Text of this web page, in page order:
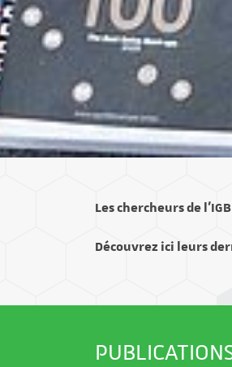
Les chercheurs de
Découvrez ici leurs